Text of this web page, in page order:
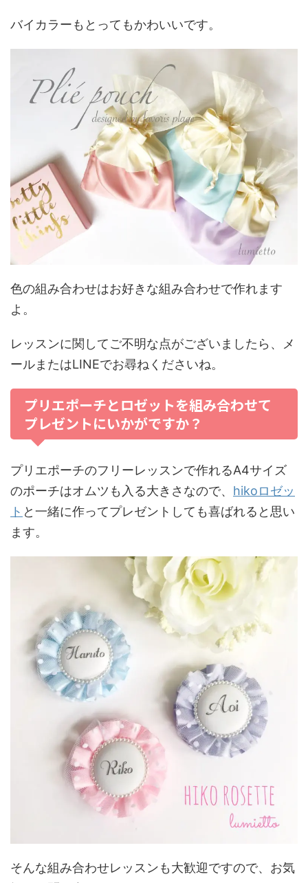
バイカラーもとってもかわいいです。
色の組み合わせはお好きな組み合わせで作れます
よ。
レッスンに関してご不明な点がございましたら、メ
ールまたはLINEでお尋ねくださいね。
プリエポーチとロゼットを組み合わせて
プレゼントにいかがですか？
プリエポーチのフリーレッスンで作れるA4サイズ
のポーチはオムツも入る大きさなので、 hikoロゼッ
ト と一緒に作ってプレゼントしても喜ばれると思い
ます。
そんな組み合わせレッスンも大歓迎ですので、お気